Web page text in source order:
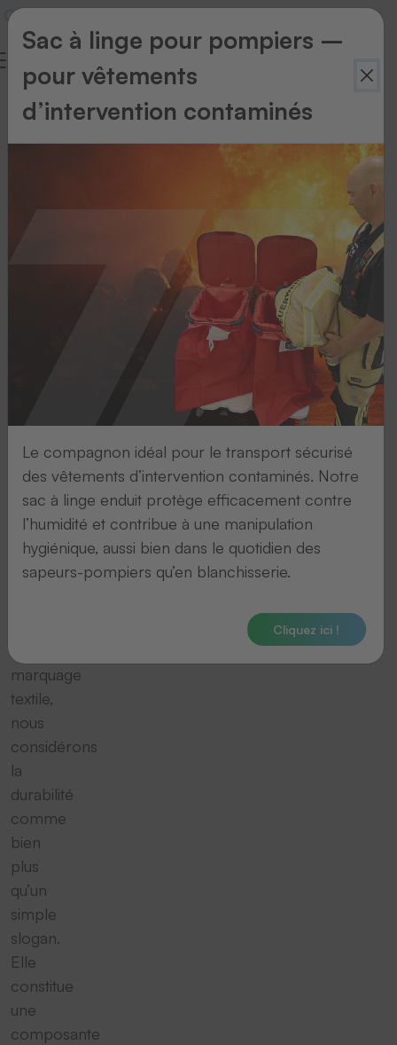
Politique
environnementale
THERMOTEX
l'environnement
familiale
de
taille
moyenne
spécialiste
marquage
textile,
nous
considérons
la
durabilité
comme
bien
plus
qu’un
simple
slogan.
Elle
constitue
une
composante
Sac à linge pour pompiers –
pour vêtements
d’intervention contaminés
Le compagnon idéal pour le transport sécurisé
des vêtements d’intervention contaminés. Notre
sac à linge enduit protège efficacement contre
l’humidité et contribue à une manipulation
hygiénique, aussi bien dans le quotidien des
sapeurs-pompiers qu’en blanchisserie.
Cliquez ici !